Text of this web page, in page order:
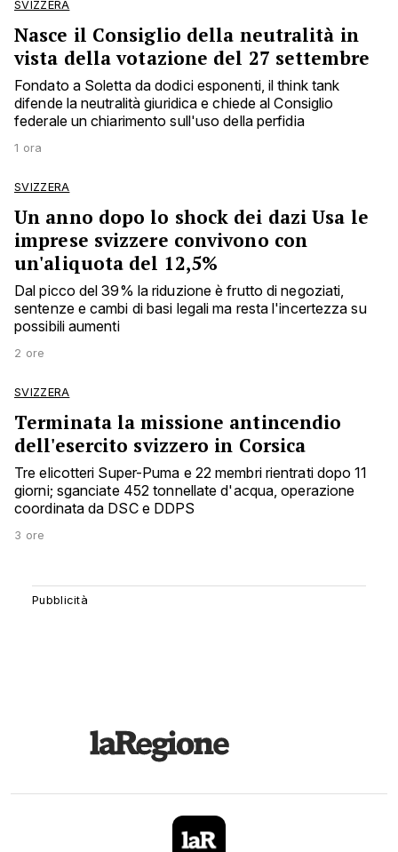
SVIZZERA
Nasce il Consiglio della neutralità in
vista della votazione del 27 settembre
Fondato a Soletta da dodici esponenti, il think tank
difende la neutralità giuridica e chiede al Consiglio
federale un chiarimento sull'uso della perfidia
1 ora
SVIZZERA
Un anno dopo lo shock dei dazi Usa le
imprese svizzere convivono con
un'aliquota del 12,5%
Dal picco del 39% la riduzione è frutto di negoziati,
sentenze e cambi di basi legali ma resta l'incertezza su
possibili aumenti
2 ore
SVIZZERA
Terminata la missione antincendio
dell'esercito svizzero in Corsica
Tre elicotteri Super-Puma e 22 membri rientrati dopo 11
giorni; sganciate 452 tonnellate d'acqua, operazione
coordinata da DSC e DDPS
3 ore